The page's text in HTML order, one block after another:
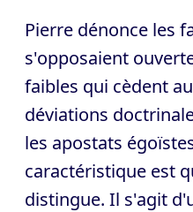
Pierre dénonce les
s'opposaient
faibles qui cèdent
déviations
les apostats
caractéristique est
distingue. Il s'agit